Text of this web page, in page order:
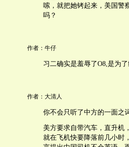
嗦，就把她铐起来，美国警
吗？
作者：牛仔
习二确实是羞辱了O8,是为了
作者：大清人
你不会只听了中方的一面之
美方要求自带汽车，直升机
就在飞机快要降落前几小时